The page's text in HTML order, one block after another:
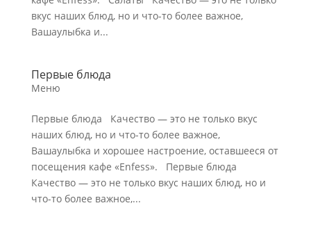
вкус наших блюд, но и что-то более важное,
Вашаулыбка и...
Первые блюда
Меню
Первые блюда Качество — это не только вкус
наших блюд, но и что-то более важное,
Вашаулыбка и хорошее настроение, оставшееся от
посещения кафе «Enfess». Первые блюда
Качество — это не только вкус наших блюд, но и
что-то более важное,...